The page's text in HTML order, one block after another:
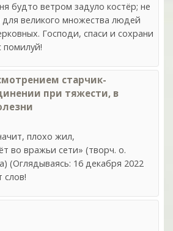
будто ветром задуло костёр; не
для великого множества людей
Господи, спаси и сохрани
помилуй!
старчик-
при тяжести, в
плохо жил,
во вражьи сети» (творч. о.
(Оглядываясь: 16 декабря 2022
слов!